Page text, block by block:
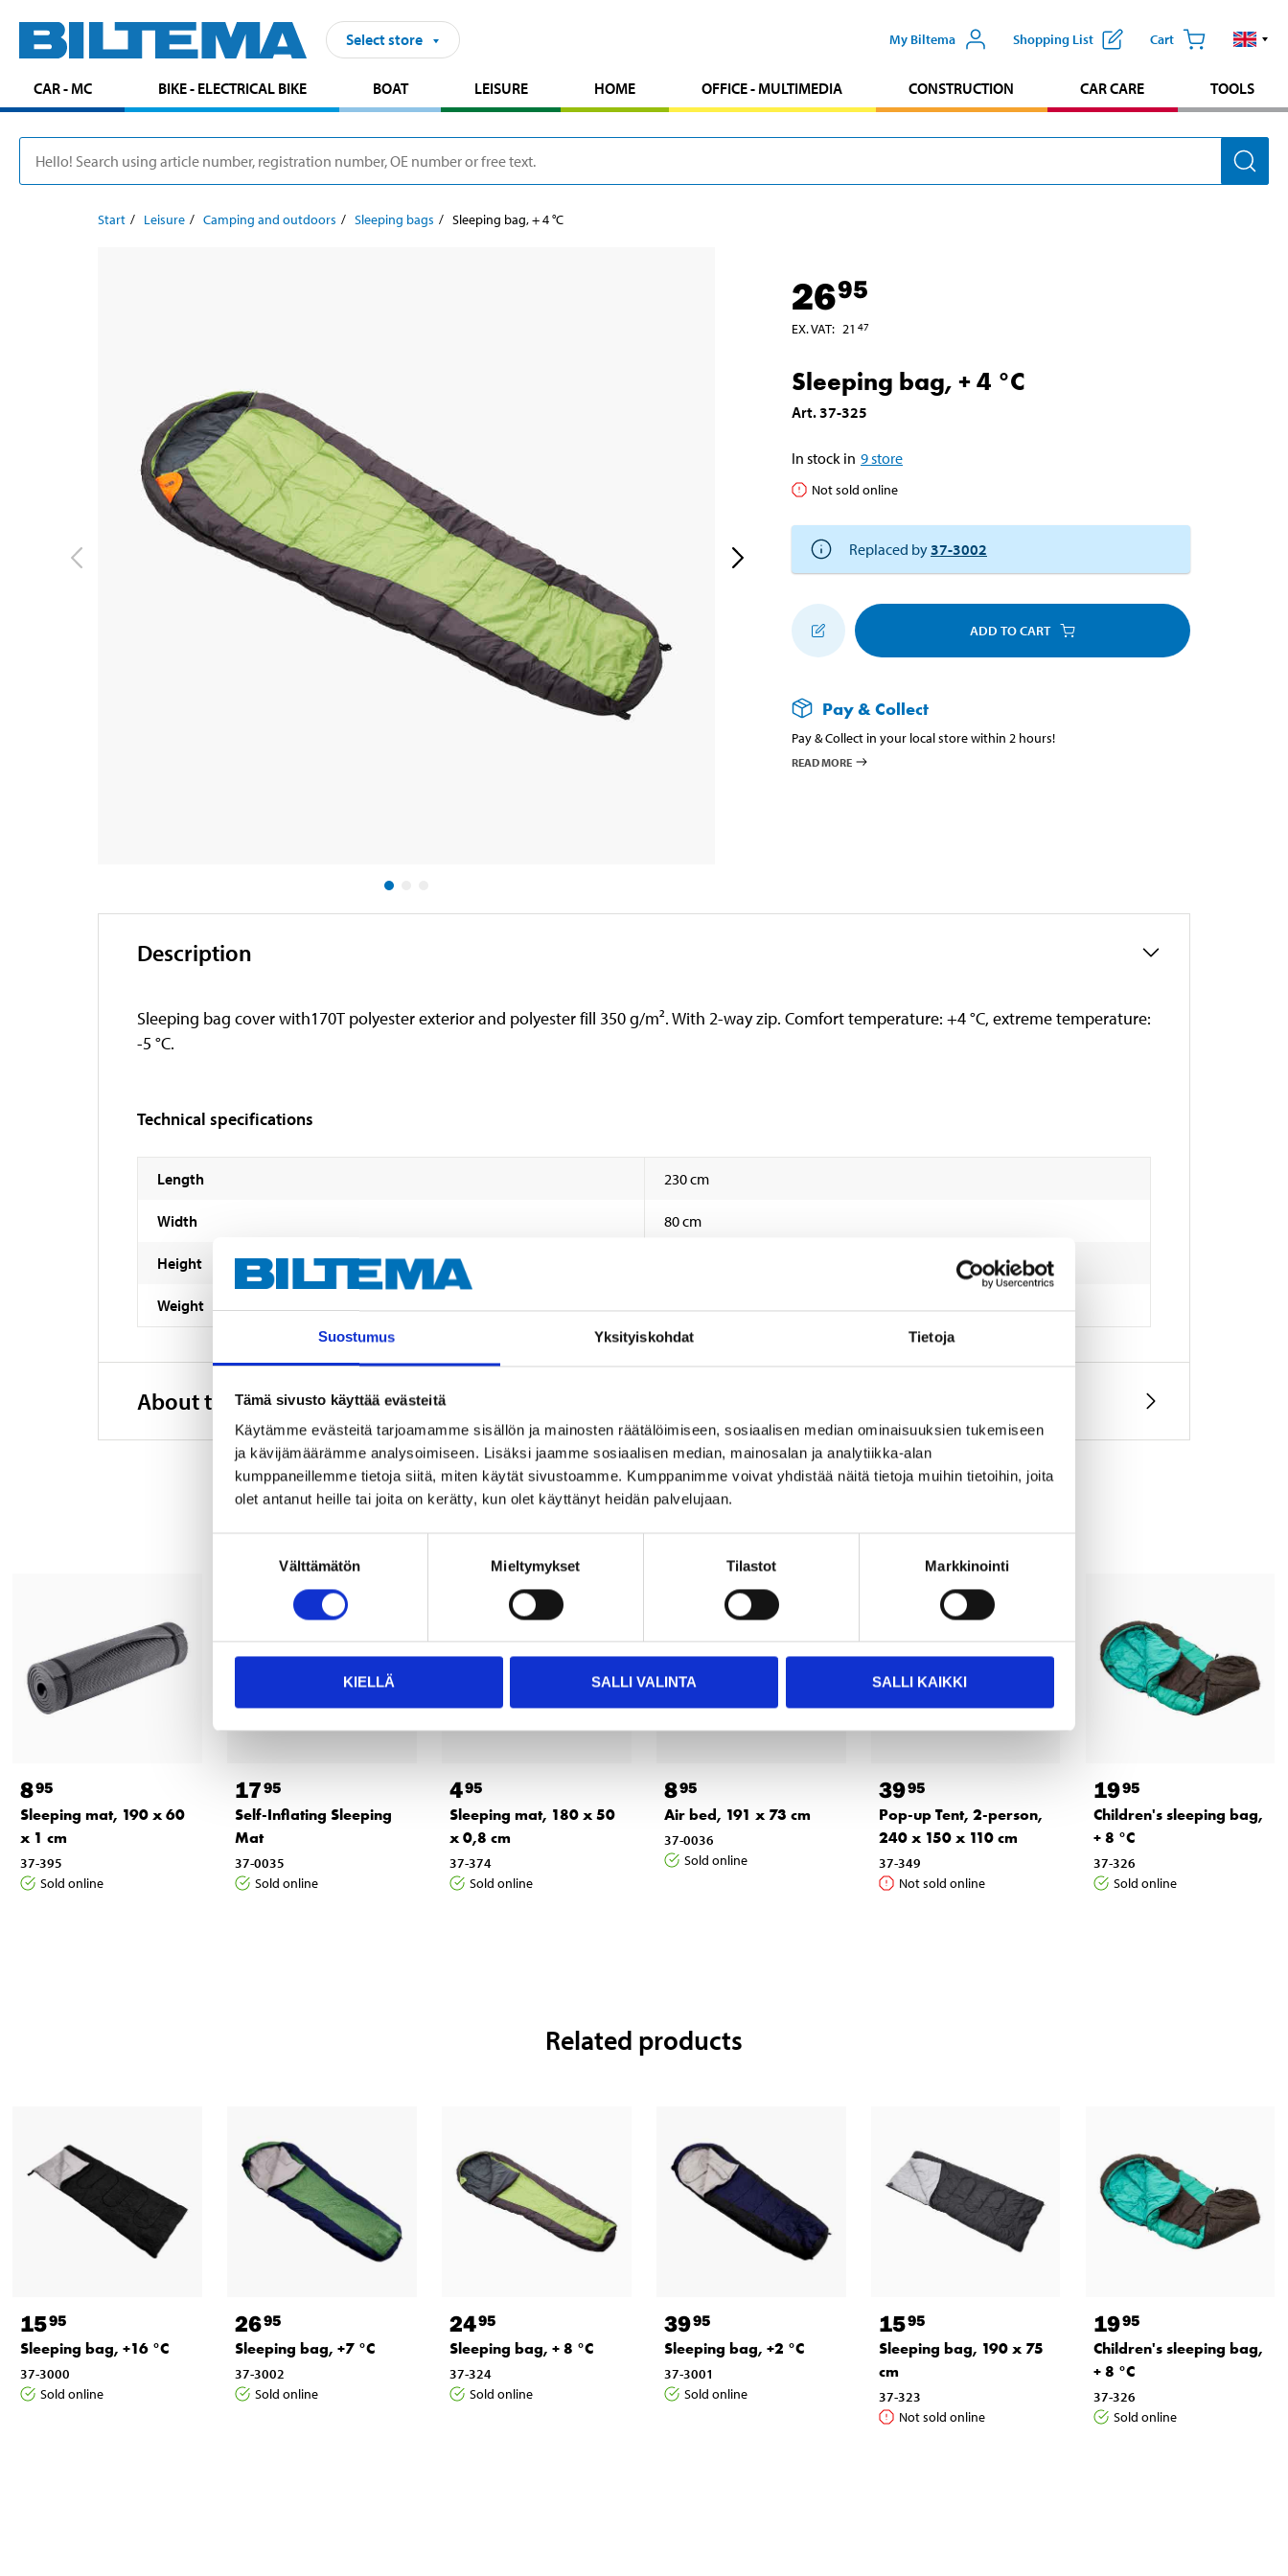
Suostumus Yksityiskohdat Tietoja
Tämä sivusto käyttää evästeitä
Käytämme evästeitä tarjoamamme sisällön ja mainosten räätälöimiseen, sosiaalisen median ominaisuuksien tukemiseen
ja kävijämäärämme analysoimiseen. Lisäksi jaamme sosiaalisen median, mainosalan ja analytiikka-alan
kumppaneillemme tietoja siitä, miten käytät sivustoamme. Kumppanimme voivat yhdistää näitä tietoja muihin tietoihin, joita
olet antanut heille tai joita on kerätty, kun olet käyttänyt heidän palvelujaan.
Välttämätön Mieltymykset Tilastot Markkinointi
KIELLÄ SALLI VALINTA SALLI KAIKKI
Select store My Biltema Shopping List Cart
CAR - MC BIKE - ELECTRICAL BIKE BOAT LEISURE HOME OFFICE - MULTIMEDIA CONSTRUCTION CAR CARE TOOLS
Start Leisure Camping and outdoors Sleeping bags Sleeping bag, + 4 °C
2695
EX. VAT: 21 47
Sleeping bag, + 4 °C
Art.37-325
In stock in 9store
Not sold online
Replaced by37-3002
ADD TO CART
Pay & Collect
Pay & Collect in your local store within 2 hours!
READ MORE
Description
Sleeping bag cover with170T polyester exterior and polyester fill 350 g/m². With 2-way zip. Comfort temperature: +4 °C, extreme temperature:
-5 °C.
Technical specifications
Length 230 cm
Width 80 cm
Height
Weight
About the manufacturer
Other customers also bought
895
Sleeping mat, 190 x 60
x 1 cm
37-395
Sold online
1795
Self-Inflating Sleeping
Mat
37-0035
Sold online
495
Sleeping mat, 180 x 50
x 0,8 cm
37-374
Sold online
895
Air bed, 191 x 73 cm
37-0036
Sold online
3995
Pop-up Tent, 2-person,
240 x 150 x 110 cm
37-349
Not sold online
1995
Children's sleeping bag,
+ 8 °C
37-326
Sold online
Related products
1595
Sleeping bag, +16 °C
37-3000
Sold online
2695
Sleeping bag, +7 °C
37-3002
Sold online
2495
Sleeping bag, + 8 °C
37-324
Sold online
3995
Sleeping bag, +2 °C
37-3001
Sold online
1595
Sleeping bag, 190 x 75
cm
37-323
Not sold online
1995
Children's sleeping bag,
+ 8 °C
37-326
Sold online